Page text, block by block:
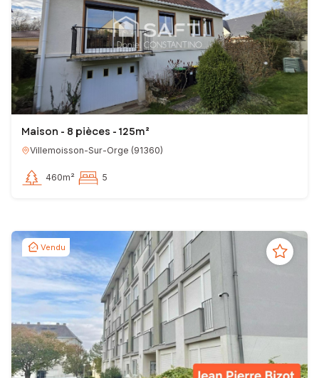
Maison - 8 pièces - 125m²
Villemoisson-Sur-Orge (91360)
460m² 5
Vendu